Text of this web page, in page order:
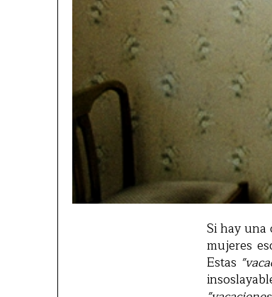
Si hay una
mujeres
Estas